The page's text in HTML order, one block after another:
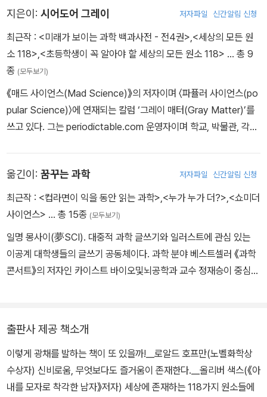
지은이: 시어도어 그레이 저자파일 신간알림 신청
최근작 : <미래가 보이는 과학 백과사전 - 전4권>,<세상의 모든 원
소 118>,<초등학생이 꼭 알아야 할 세상의 모든 원소 118> … 총 9
종 (모두보기)
《매드 사이언스(Mad Science)》의 저자이며 〈파퓰러 사이언스(po
pular Science)〉에 연재되는 칼럼 ‘그레이 매터(Gray Matter)’를
쓰고 있다. 그는 periodictable.com 운영자이며 학교, 박물관, 각종
알파를 탄생시킨 울프럼 연구소의 공동창립자이다. 현재 미국 일리노
이주의 어바나 샴페인에 살고 있다.
옮긴이: 꿈꾸는 과학 저자파일 신간알림 신청
최근작 : <컵라면이 익을 동안 읽는 과학>,<누가 누가 더?>,<쇼미더
사이언스> … 총 15종 (모두보기)
일명 몽사이(夢SCI). 대중적 과학 글쓰기와 일러스트에 관심 있는
이공계 대학생들의 글쓰기 공동체이다. 과학 분야 베스트셀러 《과학
콘서트》의 저자인 카이스트 바이오및뇌공학과 교수 정재승이 중심이
즐거움을 세상 모든 사람들과 함께 공유하는 것이다.
출판사 제공 책소개
이렇게 광채를 발하는 책이 또 있을까!__로알드 호프만(노벨화학상
수상자) 신비로움, 무엇보다도 즐거움이 존재한다.__올리버 색스(《아
내를 모자로 착각한 남자》저자) 세상에 존재하는 118가지 원소들에